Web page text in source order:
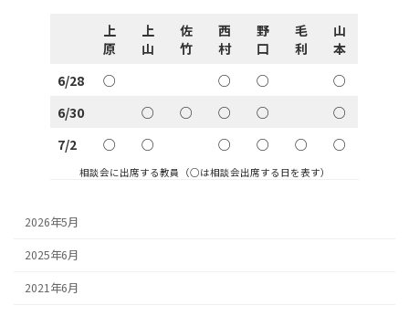
上
原
上
山
佐
竹
西
村
野
口
毛
利
山
本
6/28
○ ○ ○
○
6/30
○ ○ ○ ○
○
7/2
○ ○ ○ ○ ○ ○
相談会に出席する教員（○は相談会出席する日を表す）
2026年5月
2025年6月
2021年6月